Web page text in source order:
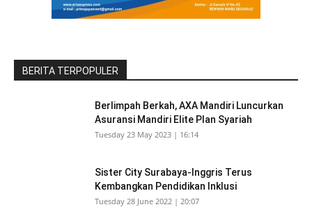
BERITA TERPOPULER
Berlimpah Berkah, AXA Mandiri Luncurkan
Asuransi Mandiri Elite Plan Syariah
Tuesday 23 May 2023 | 16:14
Sister City Surabaya-Inggris Terus
Kembangkan Pendidikan Inklusi
Tuesday 28 June 2022 | 20:07